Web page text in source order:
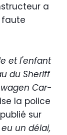
a
faute
et l'enfant
du Sheriff
Car-
la police
sur
un délai,